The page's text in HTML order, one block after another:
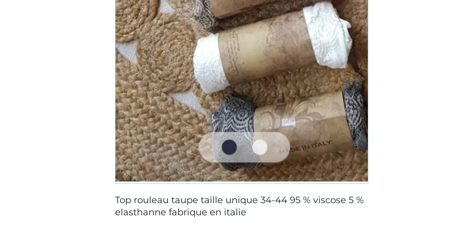
Top rouleau taupe taille unique 34-44 95 % viscose 5 %
elasthanne fabrique en italie